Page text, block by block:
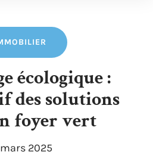
écologique :
des solutions
foyer vert
2025